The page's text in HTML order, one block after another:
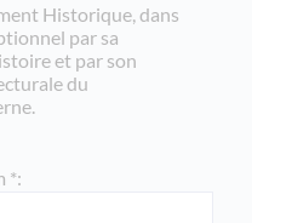
Historique, dans
par sa
et par son
du
*: